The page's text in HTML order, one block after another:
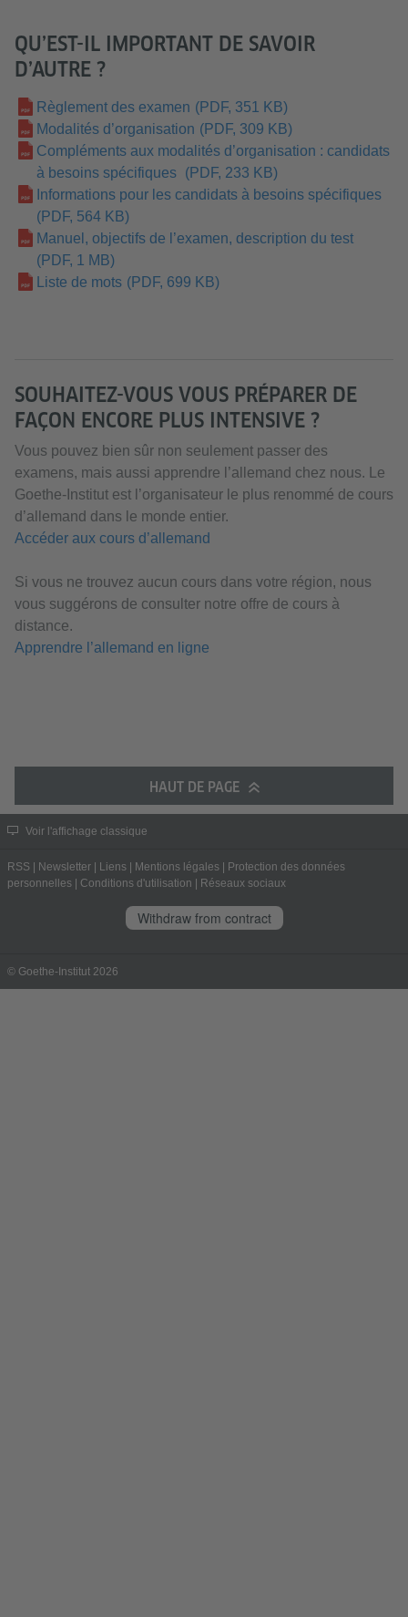
QU’EST-IL IMPORTANT DE SAVOIR
D’AUTRE ?
Règlement des examen (PDF, 351 KB)
Modalités d’organisation (PDF, 309 KB)
Compléments aux modalités d’organisation : candidats
à besoins spécifiques (PDF, 233 KB)
Informations pour les candidats à besoins spécifiques
(PDF, 564 KB)
Manuel, objectifs de l’examen, description du test
(PDF, 1 MB)
Liste de mots (PDF, 699 KB)
SOUHAITEZ-VOUS VOUS PRÉPARER DE
FAÇON ENCORE PLUS INTENSIVE ?
Vous pouvez bien sûr non seulement passer des
examens, mais aussi apprendre l’allemand chez nous. Le
Goethe-Institut est l’organisateur le plus renommé de cours
d’allemand dans le monde entier.
Accéder aux cours d’allemand
Si vous ne trouvez aucun cours dans votre région, nous
vous suggérons de consulter notre offre de cours à
distance.
Apprendre l’allemand en ligne
HAUT DE PAGE
Voir l'affichage classique
RSS Newsletter Liens Mentions légales
Protection des données
personnelles
Conditions d'utilisation Réseaux sociaux
Withdraw from contract
© Goethe-Institut 2026